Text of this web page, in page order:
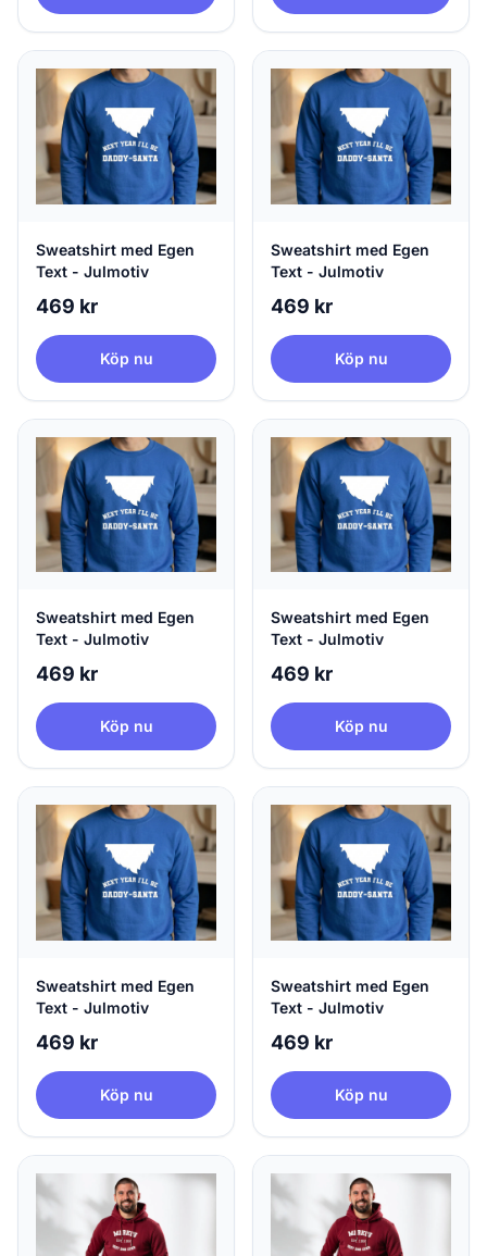
Sweatshirt med Egen
Text - Julmotiv
469 kr
Köp nu
Sweatshirt med Egen
Text - Julmotiv
469 kr
Köp nu
Sweatshirt med Egen
Text - Julmotiv
469 kr
Köp nu
Sweatshirt med Egen
Text - Julmotiv
469 kr
Köp nu
Sweatshirt med Egen
Text - Julmotiv
469 kr
Köp nu
Sweatshirt med Egen
Text - Julmotiv
469 kr
Köp nu